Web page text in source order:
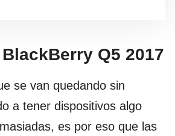
Q5 2017
se van quedando sin
a tener dispositivos algo
es por eso que las